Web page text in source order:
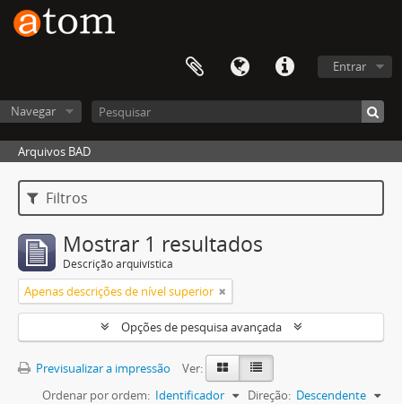
Entrar
Navegar
Arquivos BAD
Filtros
Mostrar 1 resultados
Descrição arquivística
Apenas descrições de nível superior
Opções de pesquisa avançada
Previsualizar a impressão
Ver:
Ordenar por ordem: Identificador Direção: Descendente